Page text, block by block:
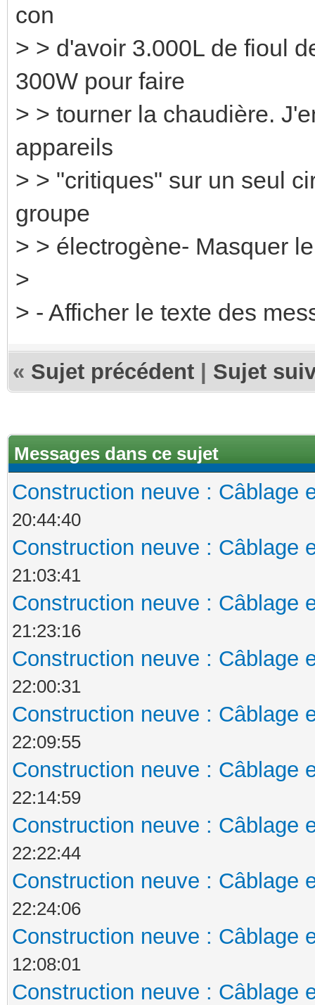
con
> > d'avoir 3.000L de fioul
300W pour faire
> > tourner la chaudière.
appareils
> > "critiques" sur un seul
groupe
> > électrogène- Masquer
>
> - Afficher le texte des
« Sujet précédent Sujet
Messages dans ce sujet
Construction neuve : Câblage
20:44:40
Construction neuve : Câblage
21:03:41
Construction neuve : Câblage
21:23:16
Construction neuve : Câblage
22:00:31
Construction neuve : Câblage
22:09:55
Construction neuve : Câblage
22:14:59
Construction neuve : Câblage
22:22:44
Construction neuve : Câblage
22:24:06
Construction neuve : Câblage
12:08:01
Construction neuve : Câblage